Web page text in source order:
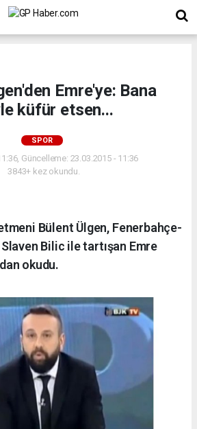
Emre'ye: Bana
küfür etsen...
SPOR
Güncelleme: 23.03.2015 - 11:36
3843+ kez okundu.
Bülent Ülgen, Fenerbahçe-
Bilic ile tartışan Emre
okudu.